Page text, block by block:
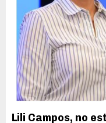
Lili Campos, no